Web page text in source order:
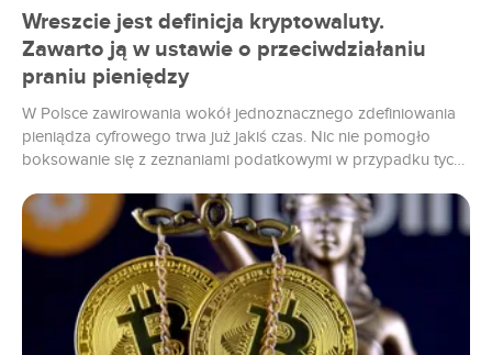
Wreszcie jest definicja kryptowaluty.
Zawarto ją w ustawie o przeciwdziałaniu
praniu pieniędzy
W Polsce zawirowania wokół jednoznacznego zdefiniowania
pieniądza cyfrowego trwa już jakiś czas. Nic nie pomogło
boksowanie się z zeznaniami podatkowymi w przypadku tych,
Piątek, trzynastego i definicja kryptowaluty już jest!